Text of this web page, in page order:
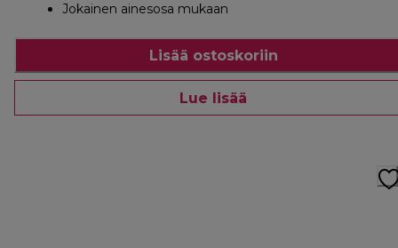
Jokainen ainesosa mukaan
Lisää ostoskoriin
Lue lisää